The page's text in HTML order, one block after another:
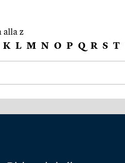
alla z
K L M N O P Q R S T